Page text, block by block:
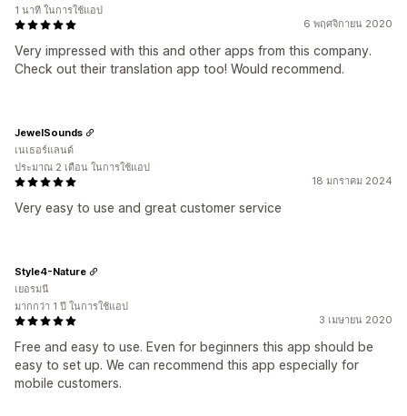
6 พฤศจิกายน 2020
Very impressed with this and other apps from this company.
Check out their translation app too! Would recommend.
1 นาที ในการใช้แอป
18 มกราคม 2024
Very easy to use and great customer service
JewelSounds
เนเธอร์แลนด์
ประมาณ 2 เดือน ในการใช้แอป
3 เมษายน 2020
Free and easy to use. Even for beginners this app should be
easy to set up. We can recommend this app especially for
mobile customers.
Style4-Nature
เยอรมนี
มากกว่า 1 ปี ในการใช้แอป